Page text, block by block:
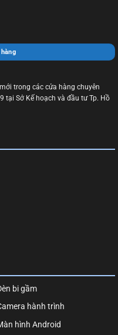
trong các cửa hàng chuyên
Sở Kế hoạch và đầu tư Tp. Hồ
bi gầm
hành trình
hình Android